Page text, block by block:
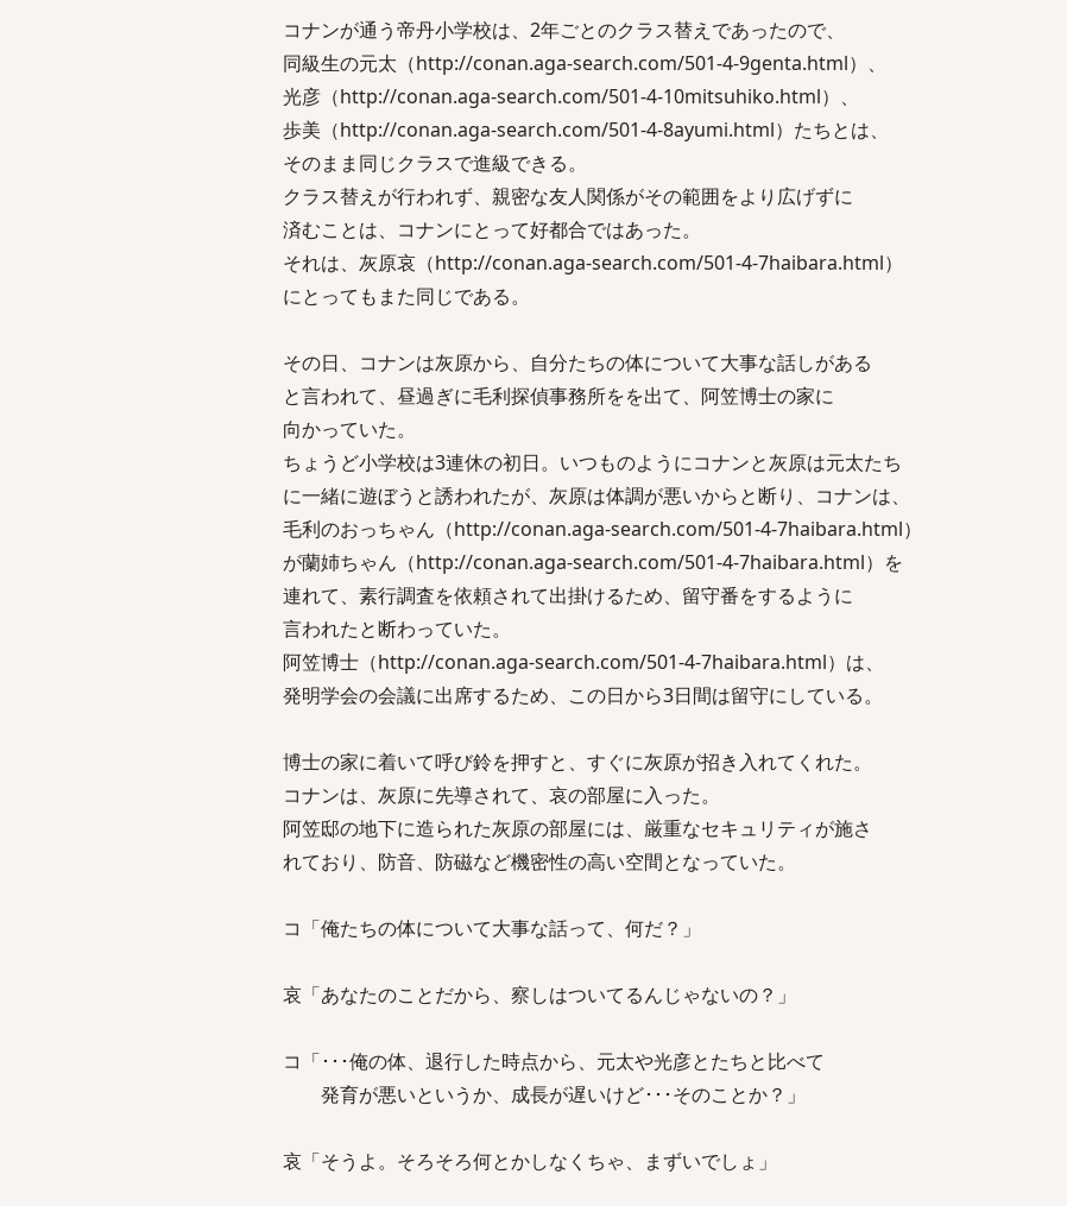
コナンが通う帝丹小学校は、2年ごとのクラス替えであったので、
同級生の元太（http://conan.aga-search.com/501-4-9genta.html）、
光彦（http://conan.aga-search.com/501-4-10mitsuhiko.html）、
歩美（http://conan.aga-search.com/501-4-8ayumi.html）たちとは、
そのまま同じクラスで進級できる。
クラス替えが行われず、親密な友人関係がその範囲をより広げずに
済むことは、コナンにとって好都合ではあった。
それは、灰原哀（http://conan.aga-search.com/501-4-7haibara.html）
にとってもまた同じである。
その日、コナンは灰原から、自分たちの体について大事な話しがある
と言われて、昼過ぎに毛利探偵事務所をを出て、阿笠博士の家に
向かっていた。
ちょうど小学校は3連休の初日。いつものようにコナンと灰原は元太たち
に一緒に遊ぼうと誘われたが、灰原は体調が悪いからと断り、コナンは、
毛利のおっちゃん（http://conan.aga-search.com/501-4-7haibara.html）
が蘭姉ちゃん（http://conan.aga-search.com/501-4-7haibara.html）を
連れて、素行調査を依頼されて出掛けるため、留守番をするように
言われたと断わっていた。
阿笠博士（http://conan.aga-search.com/501-4-7haibara.html）は、
発明学会の会議に出席するため、この日から3日間は留守にしている。
博士の家に着いて呼び鈴を押すと、すぐに灰原が招き入れてくれた。
コナンは、灰原に先導されて、哀の部屋に入った。
阿笠邸の地下に造られた灰原の部屋には、厳重なセキュリティが施さ
れており、防音、防磁など機密性の高い空間となっていた。
コ「俺たちの体について大事な話って、何だ？」
哀「あなたのことだから、察しはついてるんじゃないの？」
コ「･･･俺の体、退行した時点から、元太や光彦とたちと比べて
発育が悪いというか、成長が遅いけど･･･そのことか？」
哀「そうよ。そろそろ何とかしなくちゃ、まずいでしょ」